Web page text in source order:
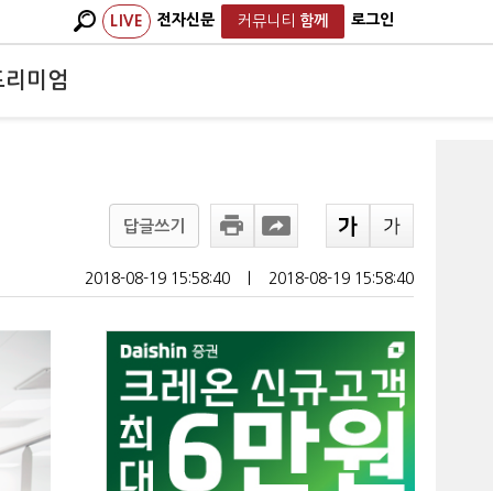
LIVE 전자신문 커뮤니티 함께 로그인
리미엄
답글쓰기
2018-08-19 15:58:40 2018-08-19 15:58:40